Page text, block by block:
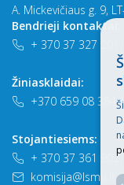
A. Mickevičiaus g. 9,
Bendrieji kontaktai:
+ 370 37 327 201
Žiniasklaidai:
+370 659 08 384
|
Stojantiesiems:
+ 370 37 361 902
komisija@lsmu.lt